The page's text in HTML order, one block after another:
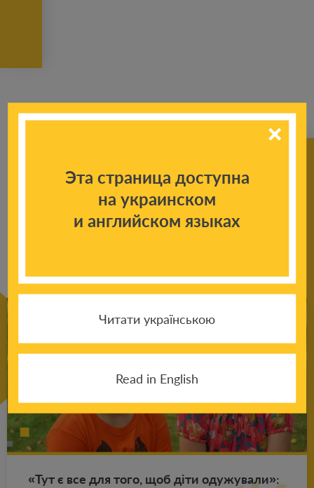
К другим
«Тут є все для того, щоб діти оду­жу­ва­ли»:
Эта страница доступна
на украинском
и английском языках
Читати українською
Read in English